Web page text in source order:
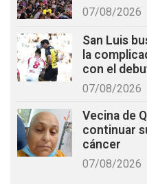
07/08/2026
San Luis
la
con el
07/08/2026
Vecina de
continuar
cáncer
07/08/2026